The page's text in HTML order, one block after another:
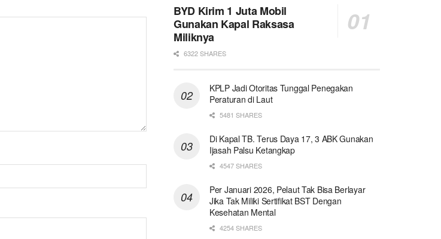
BYD Kirim 1 Juta Mobil
Gunakan Kapal Raksasa
Miliknya
6322 SHARES
KPLP Jadi Otoritas Tunggal Penegakan
Peraturan di Laut
5481 SHARES
Di Kapal TB. Terus Daya 17, 3 ABK Gunakan
Ijasah Palsu Ketangkap
4547 SHARES
Per Januari 2026, Pelaut Tak Bisa Berlayar
Jika Tak Miliki Sertifikat BST Dengan
Kesehatan Mental
4254 SHARES